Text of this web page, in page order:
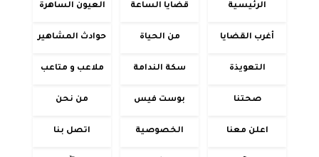
الرئيسية قضايا الساعة العيون الساهرة
أغرب القضايا من الحياة حوادث المشاهير
التعويذة سكة الندامة ملاعب و متاعب
صحتنا بوست فيس من نحن
اعلن معنا الخصوصية اتصل بنا